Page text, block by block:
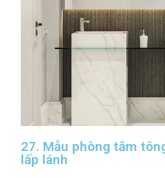
27. Mẫu phòng tắm
lấp lánh